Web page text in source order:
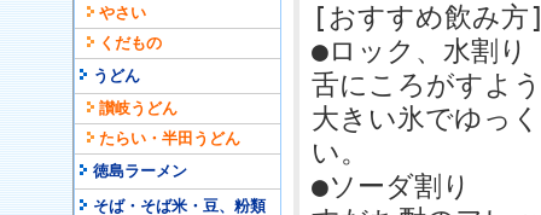
やさい
くだもの
うどん
讃岐うどん
たらい・半田うどん
徳島ラーメン
そば・そば米・豆、粉類
[おすすめ飲み
●ロック、水割り
舌にころがすよ
大きい氷でゆっ
い。
●ソーダ割り